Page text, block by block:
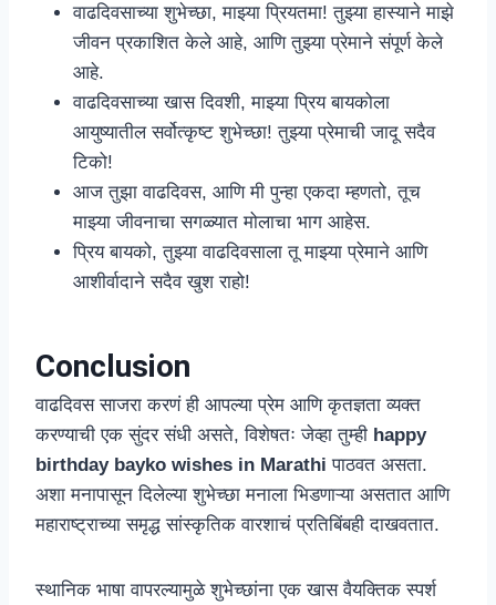
वाढदिवसाच्या शुभेच्छा, माझ्या प्रियतमा! तुझ्या हास्याने माझे
जीवन प्रकाशित केले आहे, आणि तुझ्या प्रेमाने संपूर्ण केले
आहे.
वाढदिवसाच्या खास दिवशी, माझ्या प्रिय बायकोला
आयुष्यातील सर्वोत्कृष्ट शुभेच्छा! तुझ्या प्रेमाची जादू सदैव
टिको!
आज तुझा वाढदिवस, आणि मी पुन्हा एकदा म्हणतो, तूच
माझ्या जीवनाचा सगळ्यात मोलाचा भाग आहेस.
प्रिय बायको, तुझ्या वाढदिवसाला तू माझ्या प्रेमाने आणि
आशीर्वादाने सदैव खुश राहो!
Conclusion
वाढदिवस साजरा करणं ही आपल्या प्रेम आणि कृतज्ञता व्यक्त
करण्याची एक सुंदर संधी असते, विशेषतः जेव्हा तुम्ही happy
birthday bayko wishes in Marathi पाठवत असता.
अशा मनापासून दिलेल्या शुभेच्छा मनाला भिडणाऱ्या असतात आणि
महाराष्ट्राच्या समृद्ध सांस्कृतिक वारशाचं प्रतिबिंबही दाखवतात.
स्थानिक भाषा वापरल्यामुळे शुभेच्छांना एक खास वैयक्तिक स्पर्श